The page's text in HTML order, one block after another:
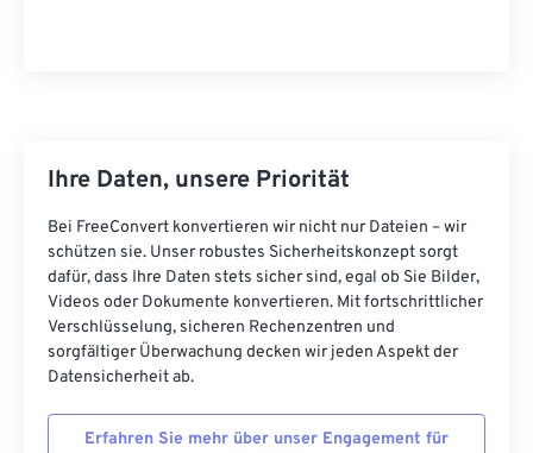
Ihre Daten, unsere Priorität
Bei FreeConvert konvertieren wir nicht nur Dateien – wir
schützen sie. Unser robustes Sicherheitskonzept sorgt
dafür, dass Ihre Daten stets sicher sind, egal ob Sie Bilder,
Videos oder Dokumente konvertieren. Mit fortschrittlicher
Verschlüsselung, sicheren Rechenzentren und
sorgfältiger Überwachung decken wir jeden Aspekt der
Datensicherheit ab.
Erfahren Sie mehr über unser Engagement für